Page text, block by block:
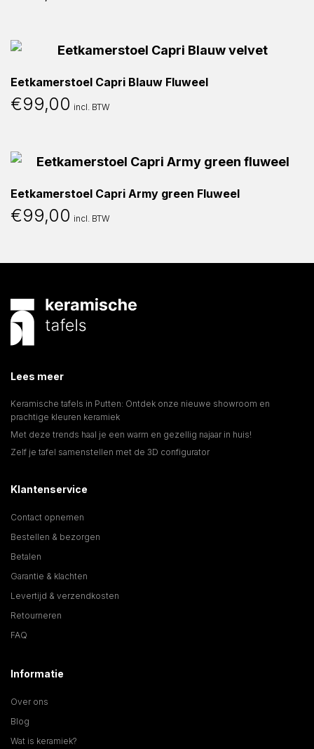
Eetkamerstoel Capri Blauw Fluweel
€99,00 incl. BTW
Eetkamerstoel Capri Army green Fluweel
€99,00 incl. BTW
Lees meer
Keramische tafels in Putten: Ontdek onze nieuwe showroom en
prachtige kleuren keramiek
Met deze trends haal je een warm en gezellig najaar in huis!
Zelf je tafel samenstellen met de 3D configurator
Klantenservice
Contact opnemen
Bestellen & bezorgen
Betalen
Garantie & klachten
Levertijd & verzendkosten
Retourneren
FAQ
Informatie
Over ons
Blog
Wat is keramiek?